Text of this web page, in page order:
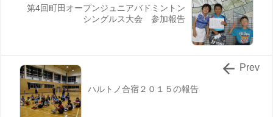
第4回町田オープンジュニアバドミントン
シングルス大会 参加報告
ハルトノ合宿２０１５の報告
 Prev